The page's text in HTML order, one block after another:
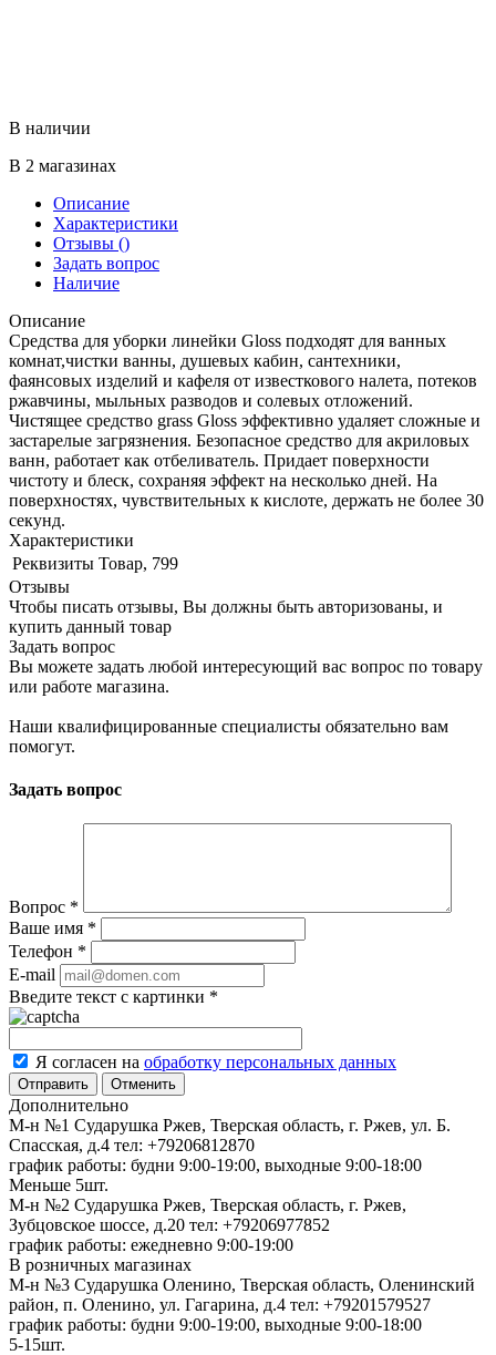
В наличии
В 2 магазинах
Описание
Характеристики
Отзывы ()
Задать вопрос
Наличие
Описание
Средства для уборки линейки Gloss подходят для ванных
комнат,чистки ванны, душевых кабин, сантехники,
фаянсовых изделий и кафеля от известкового налета, потеков
ржавчины, мыльных разводов и солевых отложений.
Чистящее средство grass Gloss эффективно удаляет сложные и
застарелые загрязнения. Безопасное средство для акриловых
ванн, работает как отбеливатель. Придает поверхности
чистоту и блеск, сохраняя эффект на несколько дней. На
поверхностях, чувствительных к кислоте, держать не более 30
секунд.
Характеристики
Реквизиты Товар, 799
Отзывы
Чтобы писать отзывы, Вы должны быть авторизованы, и
купить данный товар
Задать вопрос
Вы можете задать любой интересующий вас вопрос по товару
или работе магазина.
Наши квалифицированные специалисты обязательно вам
помогут.
Задать вопрос
Вопрос *
Ваше имя *
Телефон *
E-mail
Введите текст с картинки *
Я согласен на обработку персональных данных
Отменить
Дополнительно
М-н №1 Сударушка Ржев, Тверская область, г. Ржев, ул. Б.
Спасская, д.4 тел: +79206812870
график работы: будни 9:00-19:00, выходные 9:00-18:00
Меньше 5шт.
М-н №2 Cударушка Ржев, Тверская область, г. Ржев,
Зубцовское шоссе, д.20 тел: +79206977852
график работы: ежедневно 9:00-19:00
В розничных магазинах
М-н №3 Сударушка Оленино, Тверская область, Оленинский
район, п. Оленино, ул. Гагарина, д.4 тел: +79201579527
график работы: будни 9:00-19:00, выходные 9:00-18:00
5-15шт.